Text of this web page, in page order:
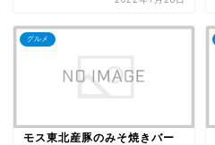
グルメ
モス東北産豚のみそ焼きバー